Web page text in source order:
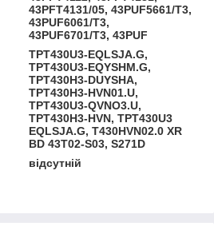
43PFT4131/05, 43PUF5661/T3,
43PUF6061/T3,
43PUF6701/T3, 43PUF
TPT430U3-EQLSJA.G,
TPT430U3-EQYSHM.G,
TPT430H3-DUYSHA,
TPT430H3-HVN01.U,
TPT430U3-QVNO3.U,
TPT430H3-HVN, TPT430U3
EQLSJA.G, T430HVN02.0 XR
BD 43T02-S03, S271D
відсутній